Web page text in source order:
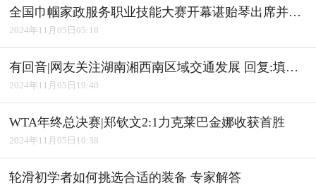
全国巾帼家政服务职业技能大赛开幕谌贻琴出席并宣布开幕
2024年11月05日05:18
有回音|网友关注湖南湘西南区域交通发展 回复:填补"空白" 完善路网
2024年11月05日19:40
WTA年终总决赛|郑钦文2:1力克莱巴金娜收获首胜
2024年11月05日10:38
轮滑初学者如何挑选合适的装备 专家解答